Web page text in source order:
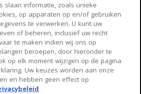
Zwolle
slaan informatie, zoals unieke
op apparaten op en/of gebruiken
te verwerken. U kunt uw
of beheren, inclusief uw recht
te maken indien wij ons op
beroepen, door hieronder te
op elk moment wijzigen op de pagina
Uw keuzes worden aan onze
en hebben geen effect op